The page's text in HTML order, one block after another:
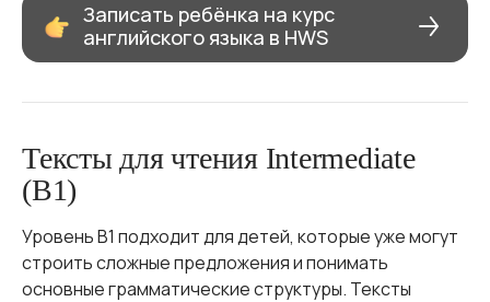
Записать ребёнка на курс
английского языка в HWS
Тексты для чтения Intermediate
(B1)
Уровень B1 подходит для детей, которые уже могут
строить сложные предложения и понимать
основные грамматические структуры. Тексты